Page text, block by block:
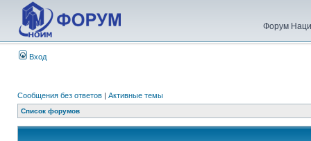
Форум
Вход
Сообщения без ответов | Активные темы
Список форумов